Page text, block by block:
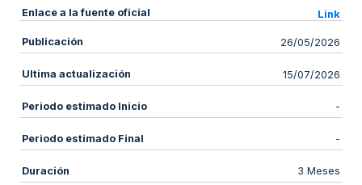
Enlace a la fuente oficial Link
Publicación 26/05/2026
Ultima actualización 15/07/2026
Periodo estimado Inicio -
Periodo estimado Final -
Duración 3 Meses